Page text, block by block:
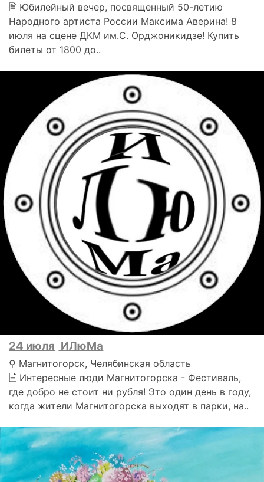
🗎 Юбилейный вечер, посвященный 50-летию
Народного артиста России Максима Аверина! 8
июля на сцене ДКМ им.С. Орджоникидзе! Купить
билеты от 1800 до..
24 июля ИЛюМа
⚲ Магнитогорск, Челябинская область
🗎 Интересные люди Магнитогорска - Фестиваль,
где добро не стоит ни рубля! Это один день в году,
когда жители Магнитогорска выходят в парки, на..